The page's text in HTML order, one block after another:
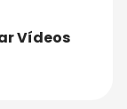
Vídeos